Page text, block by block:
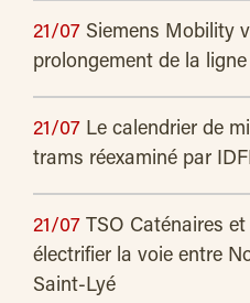
21/07 Siemens Mobility
prolongement de la
21/07 Le calendrier de
trams réexaminé par
21/07 TSO Caténaires
électrifier la voie entre
Saint-Lyé